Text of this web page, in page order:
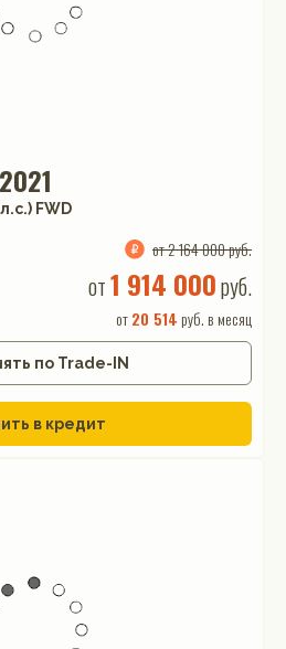
FWD
от 2 164 000 руб.
от1 914 000руб.
от20 514 руб. в месяц
по Trade-IN
в кредит